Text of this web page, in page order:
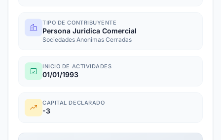
TIPO DE CONTRIBUYENTE
Persona Juridica Comercial
Sociedades Anonimas Cerradas
INICIO DE ACTIVIDADES
01/01/1993
CAPITAL DECLARADO
-3